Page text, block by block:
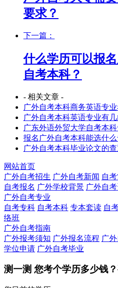
要求？
下一篇：
什么学历可以报
自考本科？
- 相关文章 -
广外自考本科商务英语专
广外自考本科英语专业有
广东外语外贸大学自考本
报名广外自考本科能选什么
广外自考本科毕业论文的
网站首页
广外自考招生 广外自考新闻 自
自考报名 广外学校背景 广外自
广外自考专业
自考专科 自考本科 专本套读 自
络班
广外自考指南
广外报考须知 广外报名流程 广
学位申请 广外自考毕业
测一测 您考个学历多少钱